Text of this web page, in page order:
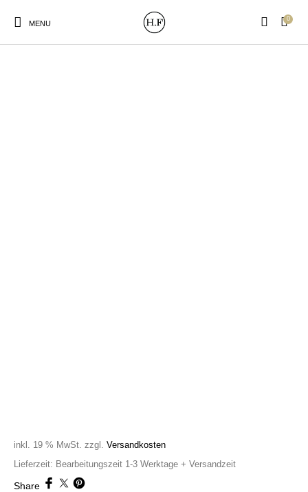
MENU
0
inkl. 19 % MwSt. zzgl.Versandkosten
Lieferzeit: Bearbeitungszeit 1-3 Werktage + Versandzeit
Share